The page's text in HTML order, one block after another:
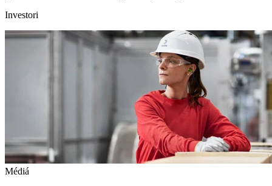
Investori
Médiá